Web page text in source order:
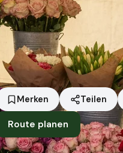
Merken Teilen
Route planen